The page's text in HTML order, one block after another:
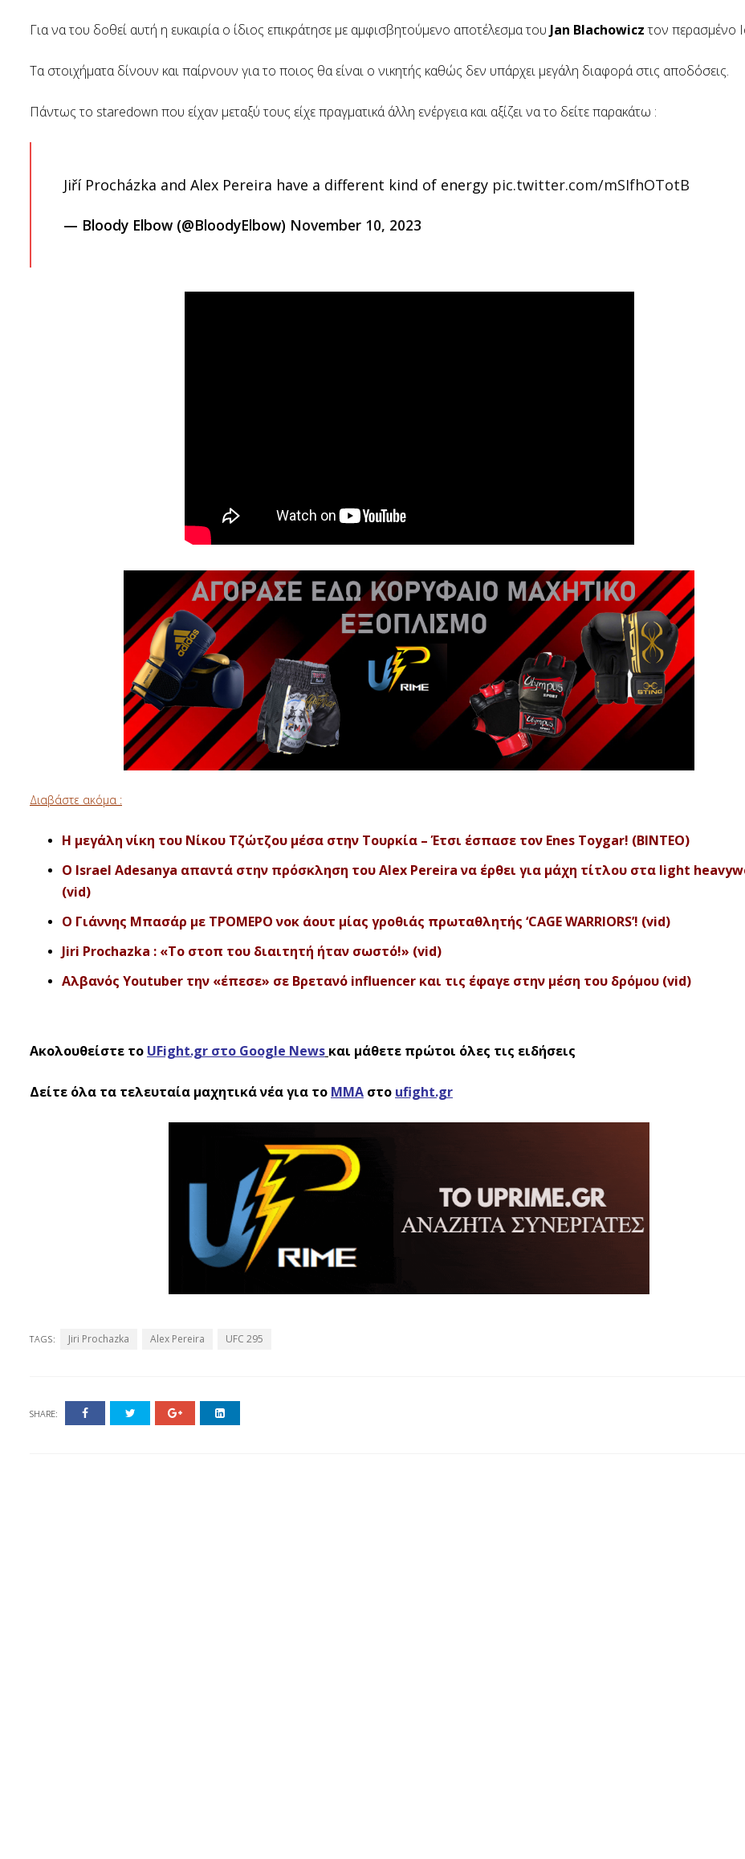
Για να του δοθεί αυτή η ευκαιρία ο ίδιος επικράτησε με αμφισβητούμενο αποτέλεσμα του Jan Blachowiczτον περασμένο
Τα στοιχήματα δίνουν και παίρνουν για το ποιος θα είναι ο νικητής καθώς δεν υπάρχει μεγάλη διαφορά στις αποδόσεις.
Πάντως το staredown που είχαν μεταξύ τους είχε πραγματικά άλλη ενέργεια και αξίζει να το δείτε παρακάτω :
Jiří Procházka and Alex Pereira have a different kind of energy pic.twitter.com/mSIfhOTotB
— Bloody Elbow (@BloodyElbow) November 10, 2023
Διαβάστε ακόμα :
H μεγάλη νίκη του Νίκου Τζώτζου μέσα στην Τουρκία – Έτσι έσπασε τον Enes Toygar! (BINTEO)
Ο Israel Adesanya απαντά στην πρόσκληση του Alex Pereira να έρθει για μάχη τίτλου στα light
(vid)
Ο Γιάννης Μπασάρ με ΤΡΟΜΕΡΟ νοκ άουτ μίας γροθιάς πρωταθλητής ‘CAGE WARRIORS’! (vid)
Jiri Prochazka : «Το στοπ του διαιτητή ήταν σωστό!» (vid)
Αλβανός Youtuber την «έπεσε» σε Βρετανό influencer και τις έφαγε στην μέση του δρόμου (vid)
Ακολουθείστε το UFight.gr στο Google News και μάθετε πρώτοι όλες τις ειδήσεις
Δείτε όλα τα τελευταία μαχητικά νέα για το ΜΜΑ στο ufight.gr
TAGS: Jiri Prochazka Alex Pereira UFC 295
SHARE: